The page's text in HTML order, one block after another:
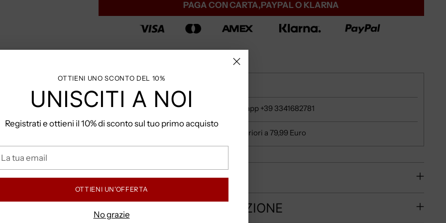
OTTIENI UNO SCONTO DEL 10%
UNISCITI A NOI
Registrati e ottieni il 10% di sconto sul tuo primo acquisto
OTTIENI UN'OFFERTA
No grazie
PAGA CON CARTA,PAYPAL O KLARNA
Clicca qui per la
Hai domande? Contattaci su whatsapp +39 3341682781
Spedizione Gratuita per ordini superiori a 79,99 Euro
COME POSSO PAGARE?
TEMPI E COSTI DI SPEDIZIONE